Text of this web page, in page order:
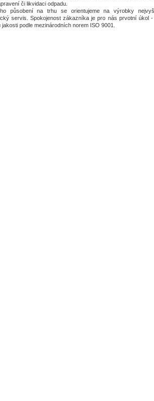
či likvidaci odpadu.
působení na trhu se orientujeme na výrobky
servis. Spokojenost zákazníka je pro nás prvotní úkol
podle mezinárodních norem ISO 9001.